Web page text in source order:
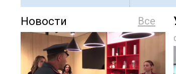
Все
Новости